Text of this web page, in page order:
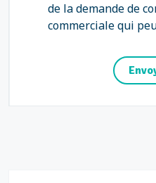
de la demande de
commerciale qui